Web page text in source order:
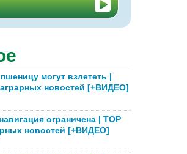
могут взлететь |
новостей [+ВИДЕО]
ограничена | TOP
новостей [+ВИДЕО]